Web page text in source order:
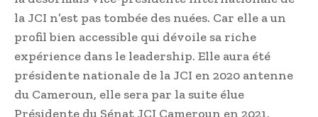
la JCI n’est pas tombée des nuées. Car elle a un
profil bien accessible qui dévoile sa riche
expérience dans le leadership. Elle aura été
présidente nationale de la JCI en 2020 antenne
du Cameroun, elle sera par la suite élue
Présidente du Sénat JCI Cameroun en 2021.